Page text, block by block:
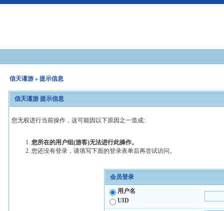
信天谨游 » 提示信息
信天谨游 提示信息
您无权进行当前操作，这可能因以下原因之一造成:
您所在的用户组(游客)无法进行此操作。
您还没有登录，请填写下面的登录表单后再尝试访问。
会员登录
用户名
UID